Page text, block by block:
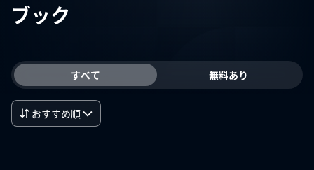
ブック
すべて 無料あり
おすすめ順